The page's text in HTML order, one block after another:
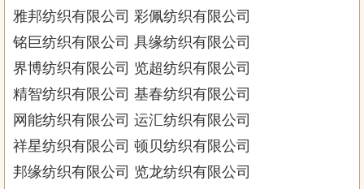
雅邦纺织有限公司 彩佩纺织有限公司
铭巨纺织有限公司 具缘纺织有限公司
界博纺织有限公司 览超纺织有限公司
精智纺织有限公司 基春纺织有限公司
网能纺织有限公司 运汇纺织有限公司
祥星纺织有限公司 顿贝纺织有限公司
邦缘纺织有限公司 览龙纺织有限公司